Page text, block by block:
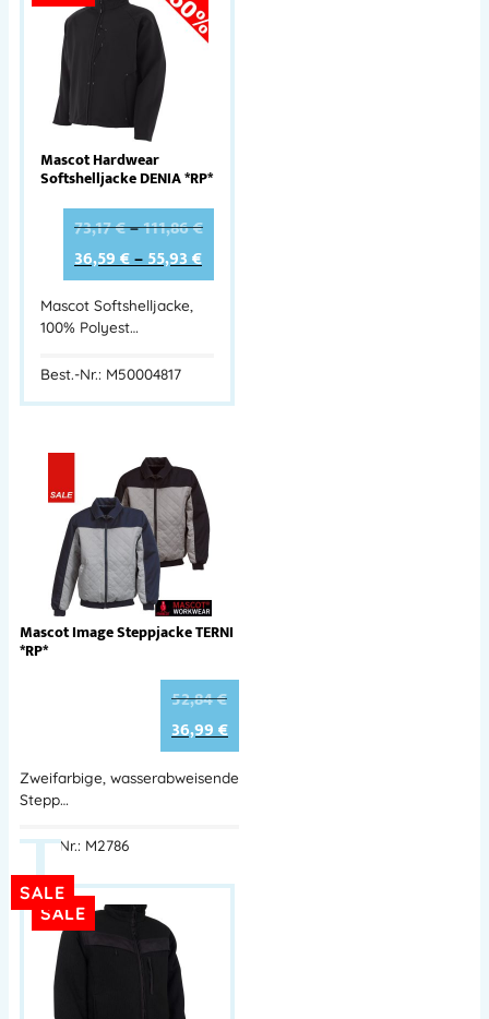
Mascot Hardwear
Softshelljacke DENIA *RP*
73,17€–111,86€
36,59€–55,93€
Mascot Softshelljacke,
100% Polyest…
Best.-Nr.: M50004817
Mascot Image Steppjacke TERNI
*RP*
52,84€
36,99€
Zweifarbige, wasserabweisende
Stepp…
Best.-Nr.: M2786
SALE
SALE